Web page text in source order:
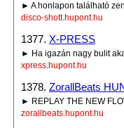
► A honlapon található
disco-shott.hupont.hu
1377. X-PRESS
► Ha igazán nagy bulit
xpress.hupont.hu
1378. ZorallBeats
► REPLAY THE NEW
zorallbeats.hupont.hu